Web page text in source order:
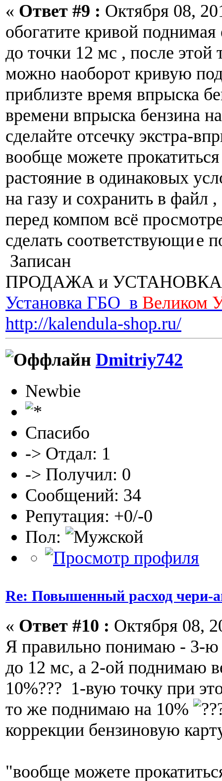
« Ответ #9 : Октября 08,
обогатите кривой
до точки 12 мс , после этой
можно наоборот кривую
приблизте время впрыска
времени впрыска бензина
сделайте отсечку экстра-
вообще можете
растояние в одинаковых
на газу и сохранить в файл
перед компом всё
сделать соответствующие
Записан
ПРОДАЖА и
Установка ГБО в Великом
http://kalendula-shop.ru/
Dmitriy742
Newbie
Спасибо
-> Отдал: 1
-> Получил: 0
Сообщений: 34
Репутация: +0/-0
Пол:
Re: Повышенный расход чери-
« Ответ #10 : Октября 08,
Я правильно понимаю - 3-ю
до 12 мс, а 2-ой поднимаю
10%??? 1-вую точку при
то же поднимаю на 10%
коррекции бензиновую
"вообще можете